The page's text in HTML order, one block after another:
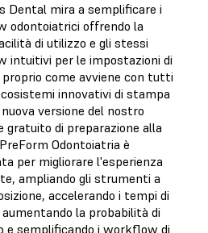
Dental mira a semplificare i
odontoiatrici offrendo la
di utilizzo e gli stessi
intuitivi per le impostazioni di
come avviene con tutti
innovativi di stampa
nuova versione del nostro
gratuito di preparazione alla
Odontoiatria è
per migliorare l'esperienza
ampliando gli strumenti a
accelerando i tempi di
la probabilità di
e semplificando i workflow di